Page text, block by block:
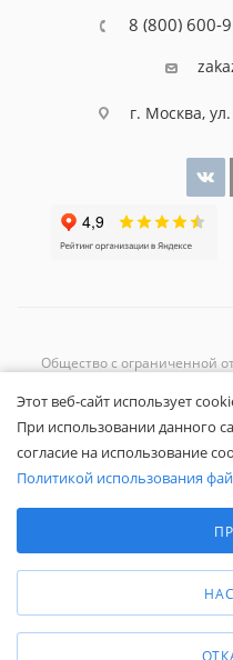
8 (800) 600-
г. Москва,
Общество с ограниченной
Обращаем ваше внимание,
информация носит
является
Вы
сайте
Этот веб-сайт использует
При использовании данного
согласие на использование
Политикой использования
Аналитические/